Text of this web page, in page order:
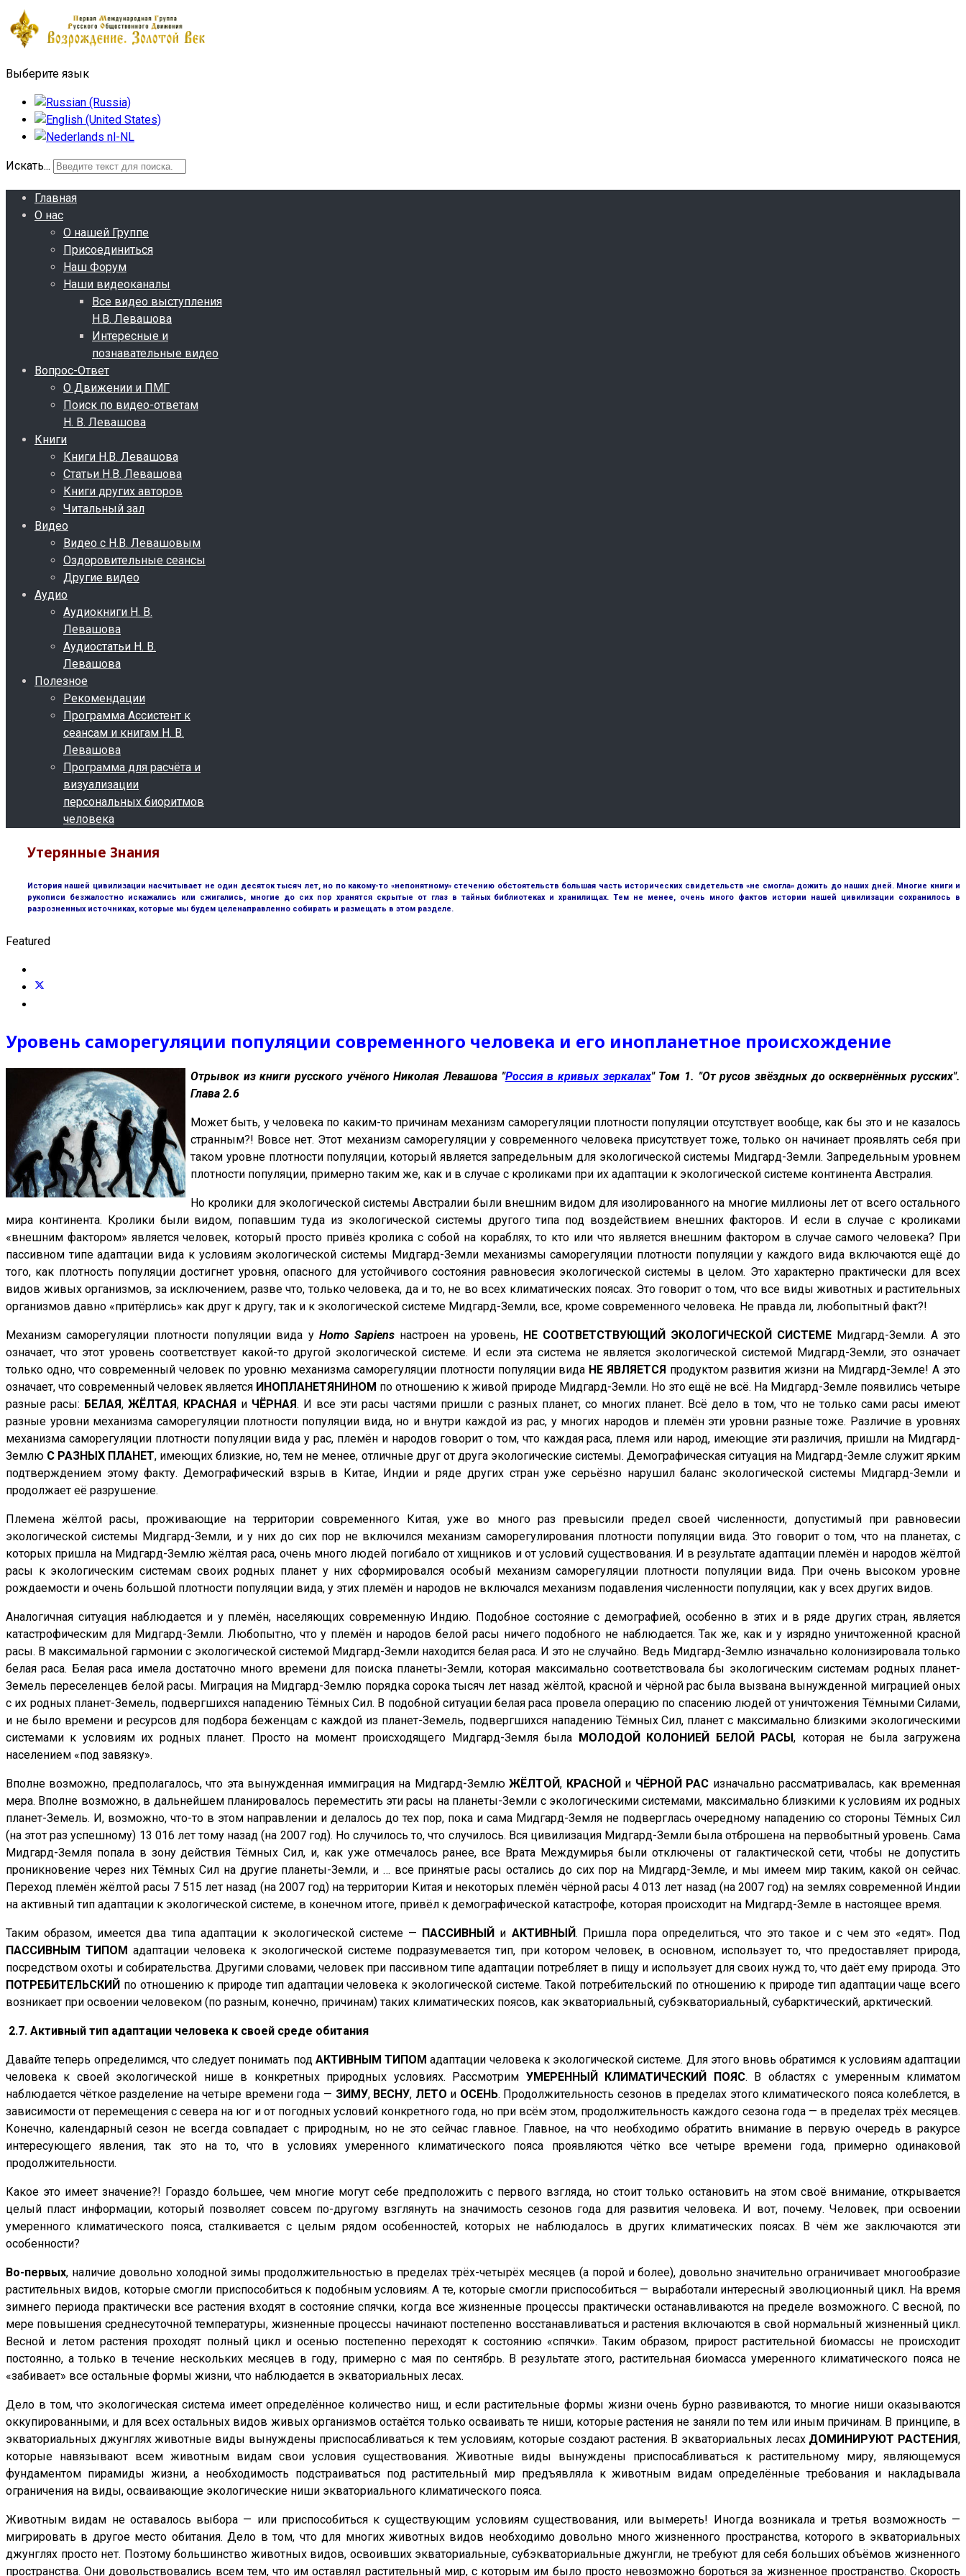
Выберите язык
Искать...
Главная
О нас
О нашей Группе
Присоединиться
Наш Форум
Наши видеоканалы
Все видео выступления
Н.В. Левашова
Интересные и
познавательные видео
Вопрос-Ответ
О Движении и ПМГ
Поиск по видео-ответам
Н. В. Левашова
Книги
Книги Н.В. Левашова
Статьи Н.В. Левашова
Книги других авторов
Читальный зал
Видео
Видео с Н.В. Левашовым
Оздоровительные сеансы
Другие видео
Аудио
Аудиокниги Н. В.
Левашова
Аудиостатьи Н. В.
Левашова
Полезное
Рекомендации
Программа Ассистент к
сеансам и книгам Н. В.
Левашова
Программа для расчёта и
визуализации
персональных биоритмов
человека
Утерянные Знания
История нашей цивилизации насчитывает не один десяток тысяч лет, но по какому-то «непонятному» стечению обстоятельств большая часть исторических свидетельств «не смогла» дожить до наших дней. Многие книги и
рукописи безжалостно искажались или сжигались, многие до сих пор хранятся скрытые от глаз в тайных библиотеках и хранилищах. Тем не менее, очень много фактов истории нашей цивилизации сохранилось в
разрозненных источниках, которые мы будем целенаправленно собирать и размещать в этом разделе.
Featured
Уровень саморегуляции популяции современного человека и его инопланетное происхождение
Отрывок из книги русского учёного Николая Левашова "Россия в кривых зеркалах" Том 1. "От русов звёздных до осквернённых русских".
Глава 2.6
Может быть, у человека по каким-то причинам механизм саморегуляции плотности популяции отсутствует вообще, как бы это и не казалось
странным?! Вовсе нет. Этот механизм саморегуляции у современного человека присутствует тоже, только он начинает проявлять себя при
таком уровне плотности популяции, который является запредельным для экологической системы Мидгард-Земли. Запредельным уровнем
плотности популяции, примерно таким же, как и в случае с кроликами при их адаптации к экологической системе континента Австралия.
Но кролики для экологической системы Австралии были внешним видом для изолированного на многие миллионы лет от всего остального
мира континента. Кролики были видом, попавшим туда из экологической системы другого типа под воздействием внешних факторов. И если в случае с кроликами
«внешним фактором» является человек, который просто привёз кролика с собой на кораблях, то кто или что является внешним фактором в случае самого человека? При
пассивном типе адаптации вида к условиям экологической системы Мидгард-Земли механизмы саморегуляции плотности популяции у каждого вида включаются ещё до
того, как плотность популяции достигнет уровня, опасного для устойчивого состояния равновесия экологической системы в целом. Это характерно практически для всех
видов живых организмов, за исключением, разве что, только человека, да и то, не во всех климатических поясах. Это говорит о том, что все виды животных и растительных
организмов давно «притёрлись» как друг к другу, так и к экологической системе Мидгард-Земли, все, кроме современного человека. Не правда ли, любопытный факт?!
Механизм саморегуляции плотности популяции вида у Homo Sapiensнастроен на уровень, НЕ СООТВЕТСТВУЮЩИЙ ЭКОЛОГИЧЕСКОЙ СИСТЕМЕМидгард-Земли. А это
означает, что этот уровень соответствует какой-то другой экологической системе. И если эта система не является экологической системой Мидгард-Земли, это означает
только одно, что современный человек по уровню механизма саморегуляции плотности популяции вида НЕ ЯВЛЯЕТСЯ продуктом развития жизни на Мидгард-Земле! А это
означает, что современный человек является ИНОПЛАНЕТЯНИНОМ по отношению к живой природе Мидгард-Земли. Но это ещё не всё. На Мидгард-Земле появились четыре
разные расы: БЕЛАЯ,ЖЁЛТАЯ, КРАСНАЯ и ЧЁРНАЯ. И все эти расы частями пришли с разных планет, со многих планет. Всё дело в том, что не только сами расы имеют
разные уровни механизма саморегуляции плотности популяции вида, но и внутри каждой из рас, у многих народов и племён эти уровни разные тоже. Различие в уровнях
механизма саморегуляции плотности популяции вида у рас, племён и народов говорит о том, что каждая раса, племя или народ, имеющие эти различия, пришли на Мидгард-
Землю С РАЗНЫХ ПЛАНЕТ, имеющих близкие, но, тем не менее, отличные друг от друга экологические системы. Демографическая ситуация на Мидгард-Земле служит ярким
подтверждением этому факту. Демографический взрыв в Китае, Индии и ряде других стран уже серьёзно нарушил баланс экологической системы Мидгард-Земли и
продолжает её разрушение.
Племена жёлтой расы, проживающие на территории современного Китая, уже во много раз превысили предел своей численности, допустимый при равновесии
экологической системы Мидгард-Земли, и у них до сих пор не включился механизм саморегулирования плотности популяции вида. Это говорит о том, что на планетах, с
которых пришла на Мидгард-Землю жёлтая раса, очень много людей погибало от хищников и от условий существования. И в результате адаптации племён и народов жёлтой
расы к экологическим системам своих родных планет у них сформировался особый механизм саморегуляции плотности популяции вида. При очень высоком уровне
рождаемости и очень большой плотности популяции вида, у этих племён и народов не включался механизм подавления численности популяции, как у всех других видов.
Аналогичная ситуация наблюдается и у племён, населяющих современную Индию. Подобное состояние с демографией, особенно в этих и в ряде других стран, является
катастрофическим для Мидгард-Земли. Любопытно, что у племён и народов белой расы ничего подобного не наблюдается. Так же, как и у изрядно уничтоженной красной
расы. В максимальной гармонии с экологической системой Мидгард-Земли находится белая раса. И это не случайно. Ведь Мидгард-Землю изначально колонизировала только
белая раса. Белая раса имела достаточно много времени для поиска планеты-Земли, которая максимально соответствовала бы экологическим системам родных планет-
Земель переселенцев белой расы. Миграция на Мидгард-Землю порядка сорока тысяч лет назад жёлтой, красной и чёрной рас была вызвана вынужденной миграцией оных
с их родных планет-Земель, подвергшихся нападению Тёмных Сил. В подобной ситуации белая раса провела операцию по спасению людей от уничтожения Тёмными Силами,
и не было времени и ресурсов для подбора беженцам с каждой из планет-Земель, подвергшихся нападению Тёмных Сил, планет с максимально близкими экологическими
системами к условиям их родных планет. Просто на момент происходящего Мидгард-Земля была
МОЛОДОЙ КОЛОНИЕЙ БЕЛОЙ РАСЫ, которая не была загружена
населением «под завязку».
Вполне возможно, предполагалось, что эта вынужденная иммиграция на Мидгард-ЗемлюЖЁЛТОЙ, КРАСНОЙ и ЧЁРНОЙ РАС изначально рассматривалась, как временная
мера. Вполне возможно, в дальнейшем планировалось переместить эти расы на планеты-Земли с экологическими системами, максимально близкими к условиям их родных
планет-Земель. И, возможно, что-то в этом направлении и делалось до тех пор, пока и сама Мидгард-Земля не подверглась очередному нападению со стороны Тёмных Сил
(на этот раз успешному) 13 016 лет тому назад (на 2007 год). Но случилось то, что случилось. Вся цивилизация Мидгард-Земли была отброшена на первобытный уровень. Сама
Мидгард-Земля попала в зону действия Тёмных Сил, и, как уже отмечалось ранее, все Врата Междумирья были отключены от галактической сети, чтобы не допустить
проникновение через них Тёмных Сил на другие планеты-Земли, и … все принятые расы остались до сих пор на Мидгард-Земле, и мы имеем мир таким, какой он сейчас.
Переход племён жёлтой расы 7 515 лет назад (на 2007 год) на территории Китая и некоторых племён чёрной расы 4 013 лет назад (на 2007 год) на землях современной Индии
на активный тип адаптации к экологической системе, в конечном итоге, привёл к демографической катастрофе, которая происходит на Мидгард-Земле в настоящее время.
Таким образом, имеется два типа адаптации к экологической системе — ПАССИВНЫЙ и АКТИВНЫЙ. Пришла пора определиться, что это такое и с чем это «едят». Под
ПАССИВНЫМ ТИПОМ адаптации человека к экологической системе подразумевается тип, при котором человек, в основном, использует то, что предоставляет природа,
посредством охоты и собирательства. Другими словами, человек при пассивном типе адаптации потребляет в пищу и использует для своих нужд то, что даёт ему природа. Это
ПОТРЕБИТЕЛЬСКИЙ по отношению к природе тип адаптации человека к экологической системе. Такой потребительский по отношению к природе тип адаптации чаще всего
возникает при освоении человеком (по разным, конечно, причинам) таких климатических поясов, как экваториальный, субэкваториальный, субарктический, арктический.
2.7. Активный тип адаптации человека к своей среде обитания
Давайте теперь определимся, что следует понимать под АКТИВНЫМ ТИПОМ адаптации человека к экологической системе. Для этого вновь обратимся к условиям адаптации
человека к своей экологической нише в конкретных природных условиях. Рассмотрим УМЕРЕННЫЙ КЛИМАТИЧЕСКИЙ ПОЯС. В областях с умеренным климатом
наблюдается чёткое разделение на четыре времени года — ЗИМУ, ВЕСНУ, ЛЕТО и ОСЕНЬ. Продолжительность сезонов в пределах этого климатического пояса колеблется, в
зависимости от перемещения с севера на юг и от погодных условий конкретного года, но при всём этом, продолжительность каждого сезона года — в пределах трёх месяцев.
Конечно, календарный сезон не всегда совпадает с природным, но не это сейчас главное. Главное, на что необходимо обратить внимание в первую очередь в ракурсе
интересующего явления, так это на то, что в условиях умеренного климатического пояса проявляются чётко все четыре времени года, примерно одинаковой
продолжительности.
Какое это имеет значение?! Гораздо большее, чем многие могут себе предположить с первого взгляда, но стоит только остановить на этом своё внимание, открывается
целый пласт информации, который позволяет совсем по-другому взглянуть на значимость сезонов года для развития человека. И вот, почему. Человек, при освоении
умеренного климатического пояса, сталкивается с целым рядом особенностей, которых не наблюдалось в других климатических поясах. В чём же заключаются эти
особенности?
Во-первых, наличие довольно холодной зимы продолжительностью в пределах трёх-четырёх месяцев (а порой и более), довольно значительно ограничивает многообразие
растительных видов, которые смогли приспособиться к подобным условиям. А те, которые смогли приспособиться — выработали интересный эволюционный цикл. На время
зимнего периода практически все растения входят в состояние спячки, когда все жизненные процессы практически останавливаются на пределе возможного. С весной, по
мере повышения среднесуточной температуры, жизненные процессы начинают постепенно восстанавливаться и растения включаются в свой нормальный жизненный цикл.
Весной и летом растения проходят полный цикл и осенью постепенно переходят к состоянию «спячки». Таким образом, прирост растительной биомассы не происходит
постоянно, а только в течение нескольких месяцев в году, примерно с мая по сентябрь. В результате этого, растительная биомасса умеренного климатического пояса не
«забивает» все остальные формы жизни, что наблюдается в экваториальных лесах.
Дело в том, что экологическая система имеет определённое количество ниш, и если растительные формы жизни очень бурно развиваются, то многие ниши оказываются
оккупированными, и для всех остальных видов живых организмов остаётся только осваивать те ниши, которые растения не заняли по тем или иным причинам. В принципе, в
экваториальных джунглях животные виды вынуждены приспосабливаться к тем условиям, которые создают растения. В экваториальных лесах ДОМИНИРУЮТ РАСТЕНИЯ,
которые навязывают всем животным видам свои условия существования. Животные виды вынуждены приспосабливаться к растительному миру, являющемуся
фундаментом пирамиды жизни, а необходимость подстраиваться под растительный мир предъявляла к животным видам определённые требования и накладывала
ограничения на виды, осваивающие экологические ниши экваториального климатического пояса.
Животным видам не оставалось выбора — или приспособиться к существующим условиям существования, или вымереть! Иногда возникала и третья возможность —
мигрировать в другое место обитания. Дело в том, что для многих животных видов необходимо довольно много жизненного пространства, которого в экваториальных
джунглях просто нет. Поэтому большинство животных видов, освоивших экваториальные, субэкваториальные джунгли, не требуют для себя больших объёмов жизненного
пространства. Они довольствовались всем тем, что им оставлял растительный мир, с которым им было просто невозможно бороться за жизненное пространство. Скорость